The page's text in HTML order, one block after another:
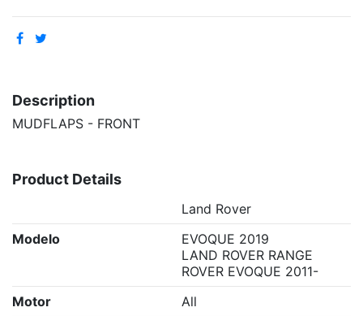
Description
MUDFLAPS - FRONT
Product Details
Land Rover
Modelo
EVOQUE 2019
LAND ROVER RANGE
ROVER EVOQUE 2011-
Motor
All